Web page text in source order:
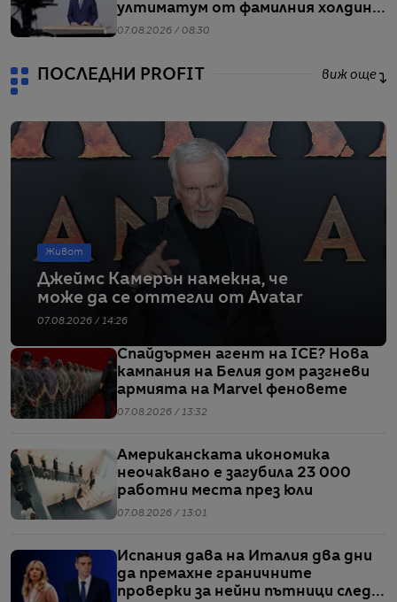
ултиматум от фамилния холдинг
начело на групата
07.08.2026 / 08:30
ПОСЛЕДНИ PROFIT виж още
Живот
Джеймс Камерън намекна, че
може да се оттегли от Avatar
07.08.2026 / 14:26
Спайдърмен агент на ICE? Нова
кампания на Белия дом разгневи
армията на Marvel феновете
07.08.2026 / 13:32
Американската икономика
неочаквано е загубила 23 000
работни места през юли
07.08.2026 / 13:01
Испания дава на Италия два дни
да премахне граничните
проверки за нейни пътници след